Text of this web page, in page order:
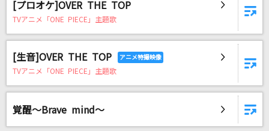
[プロオケ]OVER THE TOP
TVアニメ「ONE PIECE」主題歌
[生音]OVER THE TOP
TVアニメ「ONE PIECE」主題歌
覚醒～Brave mind～